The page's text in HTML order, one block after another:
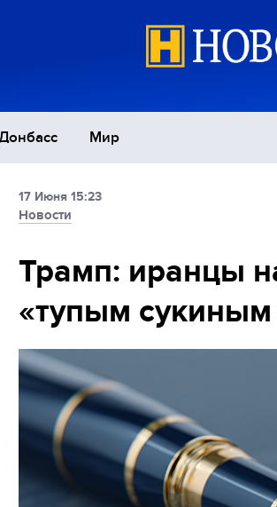
Мир
Экономика
Спорт
17 Июня 15:23
Новости
Трамп: иранцы
«тупым